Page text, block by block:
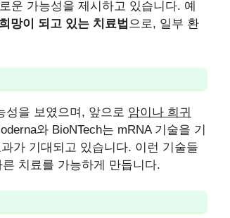
운 가능성을 제시하고 있습니다. 예
망이 되고 있는 치료법 으로, 일부 환
성을 보였으며, 앞으로 암이나 희귀
와 BioNTech는 mRNA 기술을 기
가 기대되고 있습니다. 이런 기술들
치료를 가능하게 만듭니다.